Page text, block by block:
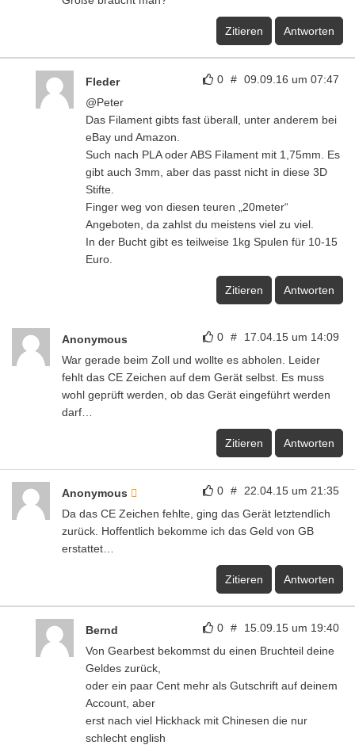
Zitieren Antworten
0 # 09.09.16 um 07:47
Fleder
@Peter
Das Filament gibts fast überall, unter anderem bei
eBay und Amazon.
Such nach PLA oder ABS Filament mit 1,75mm. Es
gibt auch 3mm, aber das passt nicht in diese 3D
Stifte.
Finger weg von diesen teuren „20meter“
Angeboten, da zahlst du meistens viel zu viel.
In der Bucht gibt es teilweise 1kg Spulen für 10-15
Euro.
Zitieren Antworten
0 # 17.04.15 um 14:09
Anonymous
War gerade beim Zoll und wollte es abholen. Leider
fehlt das CE Zeichen auf dem Gerät selbst. Es muss
wohl geprüft werden, ob das Gerät eingeführt werden
darf…
Zitieren Antworten
0 # 22.04.15 um 21:35
Anonymous
Da das CE Zeichen fehlte, ging das Gerät letztendlich
zurück. Hoffentlich bekomme ich das Geld von GB
erstattet…
Zitieren Antworten
0 # 15.09.15 um 19:40
Bernd
Von Gearbest bekommst du einen Bruchteil deine
Geldes zurück,
oder ein paar Cent mehr als Gutschrift auf deinem
Account, aber
erst nach viel Hickhack mit Chinesen die nur
schlecht english